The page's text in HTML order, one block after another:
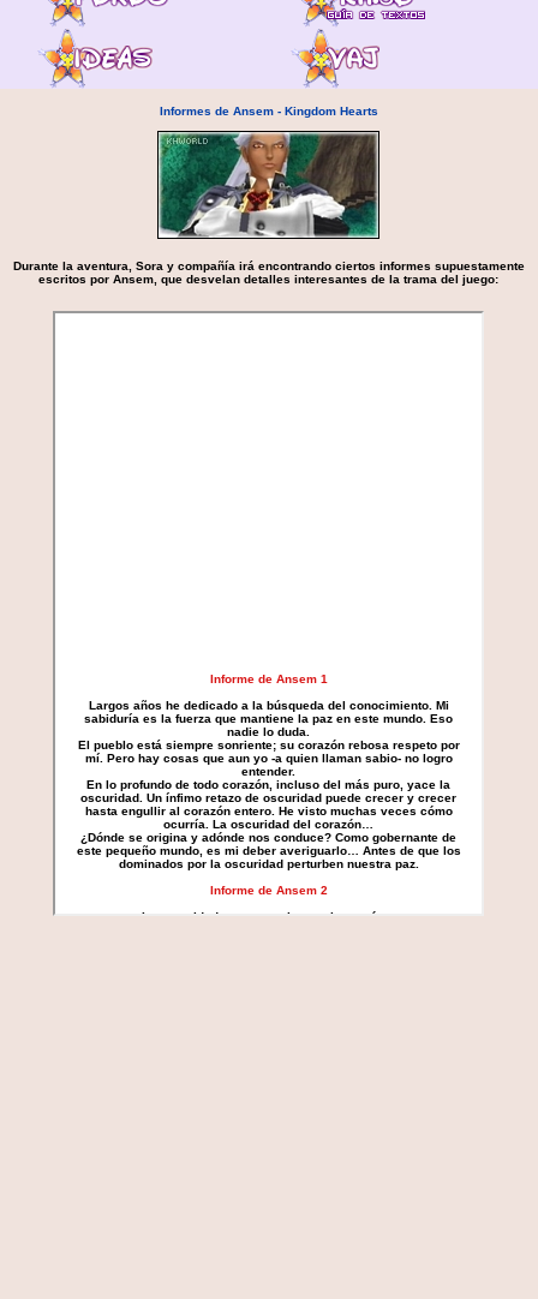
Informes de Ansem - Kingdom Hearts
Durante la aventura, Sora y compañía irá encontrando ciertos informes supuestamente
escritos por Ansem, que desvelan detalles interesantes de la trama del juego: